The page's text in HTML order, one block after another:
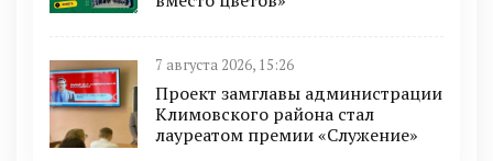
7 августа 2026, 15:26
Проект замглавы администрации
Климовского района стал
лауреатом премии «Служение»